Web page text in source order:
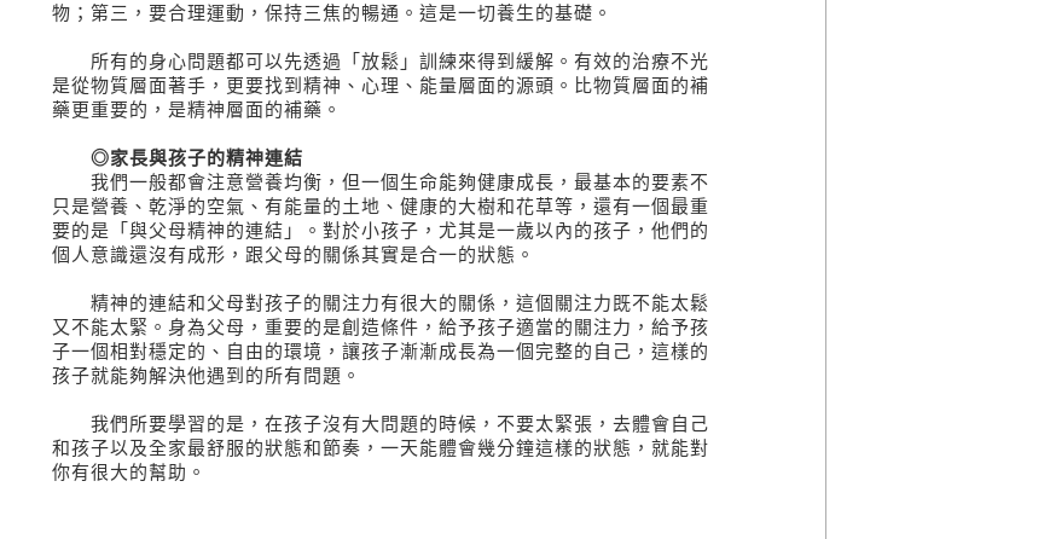
物；第三，要合理運動，保持三焦的暢通。這是一切養生的基礎。
所有的身心問題都可以先透過「放鬆」訓練來得到緩解。有效的治療不光
是從物質層面著手，更要找到精神、心理、能量層面的源頭。比物質層面的補
藥更重要的，是精神層面的補藥。
◎家長與孩子的精神連結
我們一般都會注意營養均衡，但一個生命能夠健康成長，最基本的要素不
只是營養、乾淨的空氣、有能量的土地、健康的大樹和花草等，還有一個最重
要的是「與父母精神的連結」。對於小孩子，尤其是一歲以內的孩子，他們的
個人意識還沒有成形，跟父母的關係其實是合一的狀態。
精神的連結和父母對孩子的關注力有很大的關係，這個關注力既不能太鬆
又不能太緊。身為父母，重要的是創造條件，給予孩子適當的關注力，給予孩
子一個相對穩定的、自由的環境，讓孩子漸漸成長為一個完整的自己，這樣的
孩子就能夠解決他遇到的所有問題。
我們所要學習的是，在孩子沒有大問題的時候，不要太緊張，去體會自己
和孩子以及全家最舒服的狀態和節奏，一天能體會幾分鐘這樣的狀態，就能對
你有很大的幫助。